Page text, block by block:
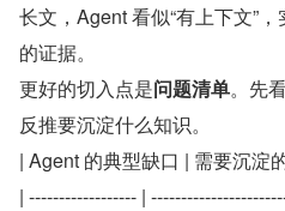
长文，Agent 看似“有上下文”
的证据。
更好的切入点是​问题清单。先
反推要沉淀什么知识。
| Agent 的典型缺口 | 需要沉淀
| ------------------ |